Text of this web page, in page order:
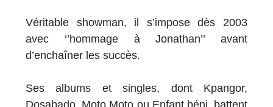
Véritable showman, il s’impose dès 2003
avec ‘’hommage à Jonathan’’ avant
d’enchaîner les succès.
Ses albums et singles, dont Kpangor,
Dosabado, Moto Moto ou Enfant béni, battent